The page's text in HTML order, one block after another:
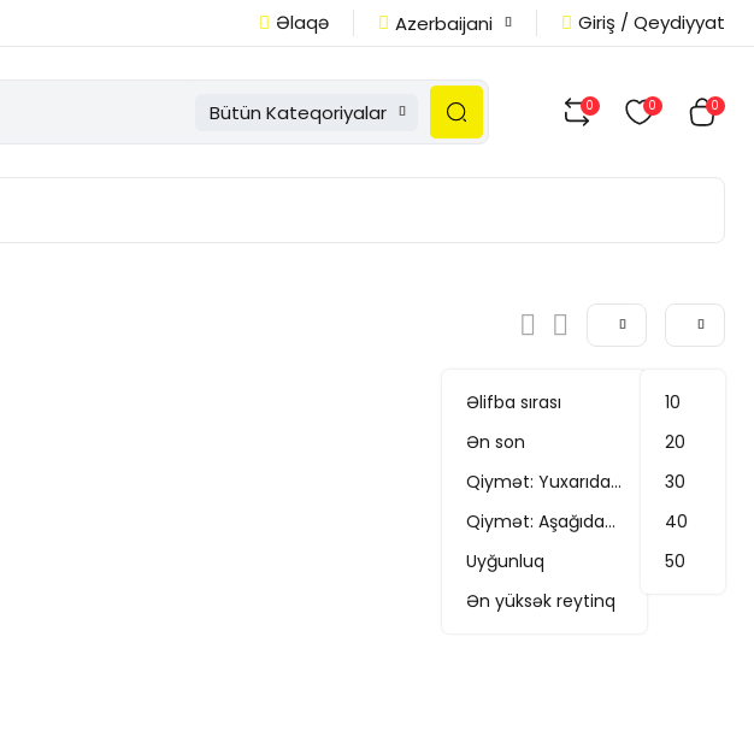
Əlaqə Azerbaijani Giriş / Qeydiyyat
Bütün Kateqoriyalar 0 0 0
Əlifba sırası
Ən son
Qiymət: Yuxarıdan aşağı
Qiymət: Aşağıdan yuxarı
Uyğunluq
Ən yüksək reytinq
10
20
30
40
50